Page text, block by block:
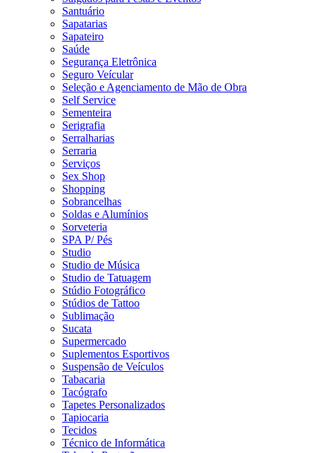
Santuário
Sapatarias
Sapateiro
Saúde
Segurança Eletrônica
Seguro Veícular
Seleção e Agenciamento de Mão de Obra
Self Service
Sementeira
Serigrafia
Serralharias
Serraria
Serviços
Sex Shop
Shopping
Sobrancelhas
Soldas e Alumínios
Sorveteria
SPA P/ Pés
Studio
Studio de Música
Studio de Tatuagem
Stúdio Fotográfico
Stúdios de Tattoo
Sublimação
Sucata
Supermercado
Suplementos Esportivos
Suspensão de Veículos
Tabacaria
Tacógrafo
Tapetes Personalizados
Tapiocaria
Tecidos
Técnico de Informática